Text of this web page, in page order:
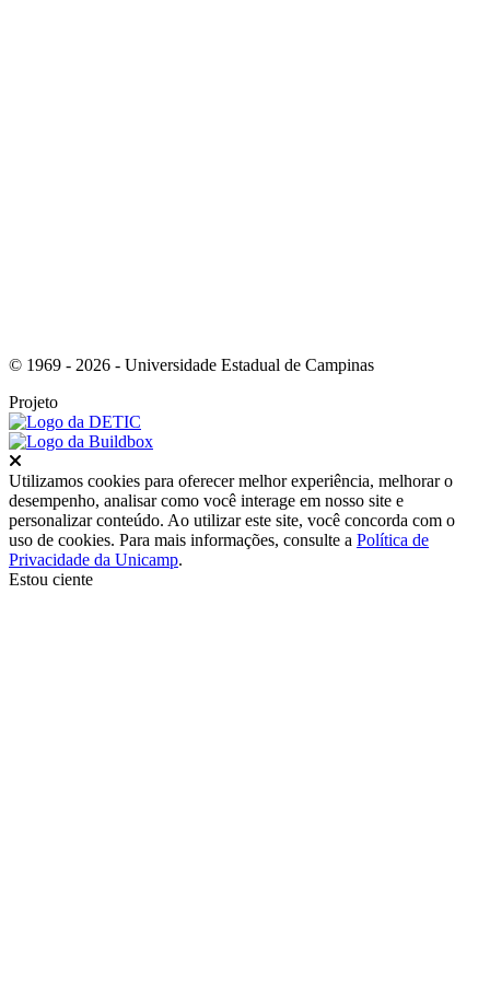
© 1969 - 2026 - Universidade Estadual de Campinas
Projeto
Utilizamos cookies para oferecer melhor experiência, melhorar o
desempenho, analisar como você interage em nosso site e
personalizar conteúdo. Ao utilizar este site, você concorda com o
uso de cookies. Para mais informações, consulte a Política de
Privacidade da Unicamp.
Estou ciente